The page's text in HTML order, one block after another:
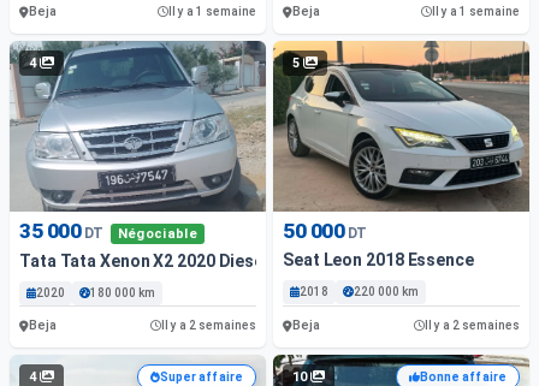
Beja Il y a 1 semaine Beja Il y a 1 semaine
4
35 000 DT Négociable
Tata Tata Xenon X2 2020 Diesel
2020 180 000 km
Beja Il y a 2 semaines
5
50 000 DT
Seat Leon 2018 Essence
2018 220 000 km
Beja Il y a 2 semaines
4 Super affaire 10 Bonne affaire